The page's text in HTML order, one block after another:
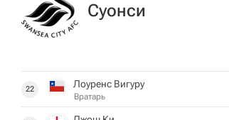
Суонси
22 Лоуренс Вигуру
Вратарь